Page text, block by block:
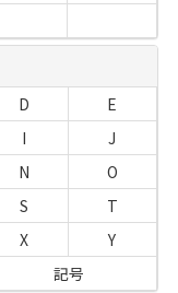
D
E
I
J
N
O
S
T
X
Y
記号